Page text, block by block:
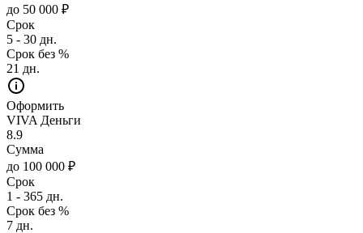
до 50 000 ₽
Срок
5 - 30 дн.
Срок без %
21 дн.
Оформить
VIVA Деньги
8.9
Сумма
до 100 000 ₽
Срок
1 - 365 дн.
Срок без %
7 дн.